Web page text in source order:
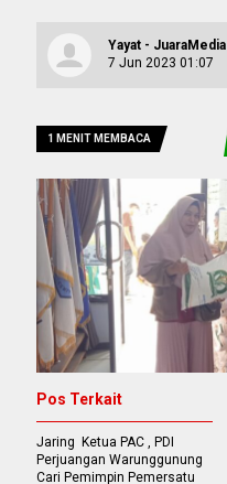
Yayat - JuaraMedia
7 Jun 2023 01:07
1 MENIT MEMBACA
Pos Terkait
Jaring Ketua PAC , PDI
Perjuangan Warunggunung
Cari Pemimpin Pemersatu